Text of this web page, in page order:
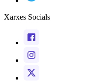
Xarxes Socials